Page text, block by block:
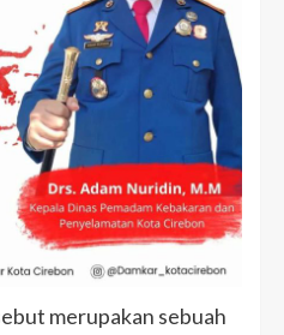
merupakan sebuah